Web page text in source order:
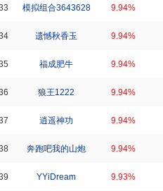
模拟组合3643628 9.94%
遗憾秋香玉 9.94%
福成肥牛 9.94%
狼王1222 9.94%
逍遥神功 9.94%
奔跑吧我的山炮 9.94%
YYiDream 9.93%